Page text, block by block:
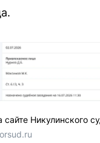
сайте Никулинского